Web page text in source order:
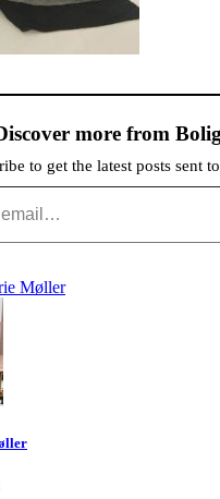
more from
to get the latest posts sent
Møller